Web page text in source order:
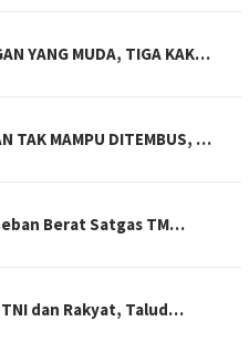
YANG MUDA, TIGA KAK…
TAK MAMPU DITEMBUS, …
Berat Satgas TM…
dan Rakyat, Talud…